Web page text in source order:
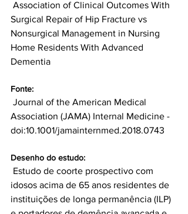
Surgical Repair of Hip Fracture vs
Nonsurgical Management in Nursing
Home Residents With Advanced
Fonte:
Association (JAMA) Internal Medicine -
Desenho do estudo:
idosos acima de 65 anos residentes de
instituições de longa permanência (ILP)